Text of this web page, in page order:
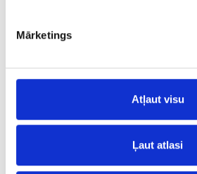
Mārketings
Atļaut visu
Ļaut atlasi